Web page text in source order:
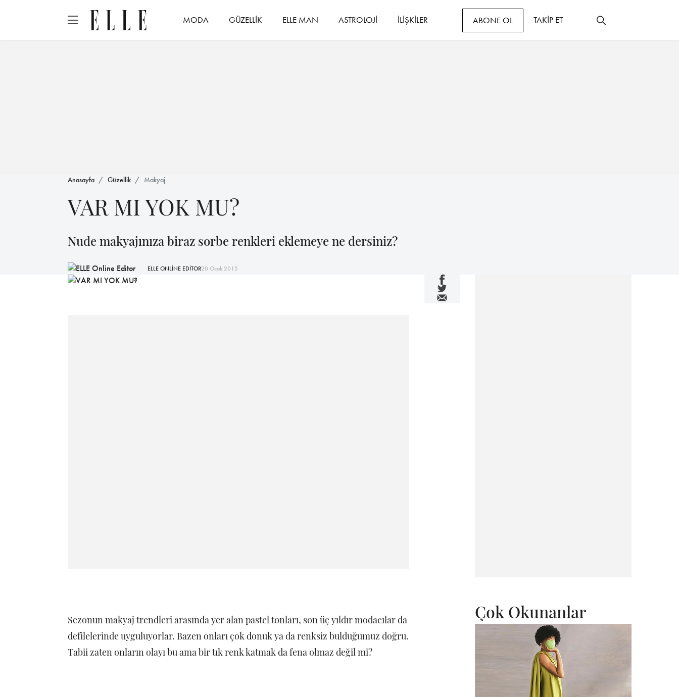
MODA GÜZELLİK ELLE MAN ASTROLOJİ İLİŞKİLER ABONE OL TAKİP ET
Anasayfa Güzellik Makyaj
VAR MI YOK MU?
Nude makyajınıza biraz sorbe renkleri eklemeye ne dersiniz?
ELLE ONLİNE EDİTOR20 Ocak 2015
Sezonun makyaj trendleri arasında yer alan pastel tonları, son üç yıldır modacılar da
defilelerinde uyguluyorlar. Bazen onları çok donuk ya da renksiz bulduğumuz doğru.
Tabii zaten onların olayı bu ama bir tık renk katmak da fena olmaz değil mi?
Çok Okunanlar